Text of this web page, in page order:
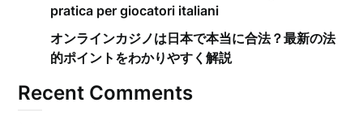
pratica per giocatori italiani
オンラインカジノは日本で本当に合法？最新の法
的ポイントをわかりやすく解説
Recent Comments